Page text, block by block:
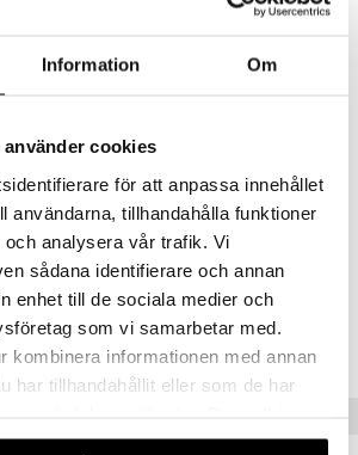
Information Om
cookies
för att anpassa innehållet
användarna, tillhandahålla funktioner
analysera vår trafik. Vi
sådana identifierare och annan
enhet till de sociala medier och
som vi samarbetar med.
kombinera informationen med annan
har tillhandahållit eller som de har
användande av vår webbplats.
ovat käsin suunnitellut ja
Nauti Ravensburger-laadusta tämän